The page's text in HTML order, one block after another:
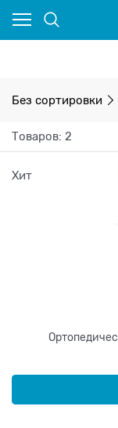
Без сортировки
Товаров: 2
Хит